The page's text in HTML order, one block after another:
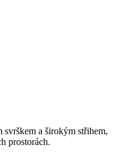
a širokým střihem,
prostorách.